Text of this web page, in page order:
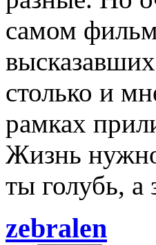
самом
столько и
рамках
Жизнь нужно
ты голубь, а
zebralen